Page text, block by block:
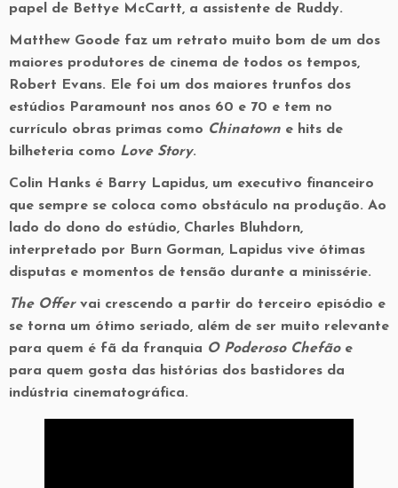
papel de Bettye McCartt, a assistente de Ruddy.
Matthew Goode faz um retrato muito bom de um dos
maiores produtores de cinema de todos os tempos,
Robert Evans. Ele foi um dos maiores trunfos dos
estúdios Paramount nos anos 60 e 70 e tem no
currículo obras primas como Chinatown e hits de
bilheteria como Love Story.
Colin Hanks é Barry Lapidus, um executivo financeiro
que sempre se coloca como obstáculo na produção. Ao
lado do dono do estúdio, Charles Bluhdorn,
interpretado por Burn Gorman, Lapidus vive ótimas
disputas e momentos de tensão durante a minissérie.
The Offervai crescendo a partir do terceiro episódio e
se torna um ótimo seriado, além de ser muito relevante
para quem é fã da franquia O Poderoso Chefãoe
para quem gosta das histórias dos bastidores da
indústria cinematográfica.